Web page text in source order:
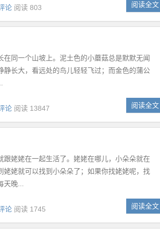
论 阅读 803 阅读全文
在同一个山坡上。泥土色的小蘑菇总是默默无闻
静长大，看远处的鸟儿轻轻飞过；而金色的蒲公
论 阅读 13847 阅读全文
跟姥姥在一起生活了。姥姥在哪儿，小朵朵就在
姥姥就可以找到小朵朵了；如果你找姥姥呢，找
晚...
论 阅读 1745 阅读全文